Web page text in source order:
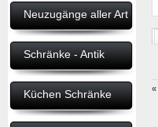
Neuzugänge aller Art
Schränke - Antik
Küchen Schränke «